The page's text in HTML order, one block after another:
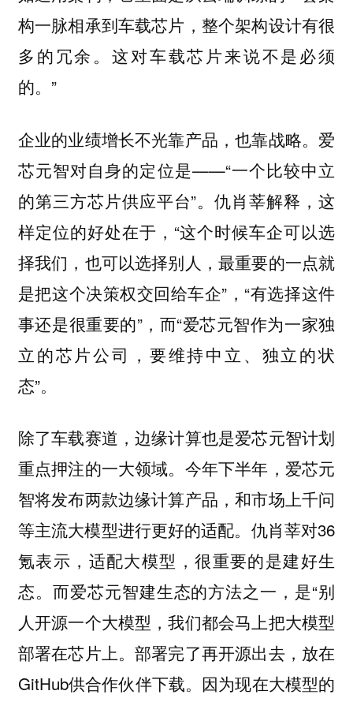
构一脉相承到车载芯片，整个架构设计有很
多的冗余。这对车载芯片来说不是必须
的。”
企业的业绩增长不光靠产品，也靠战略。爱
芯元智对自身的定位是——“一个比较中立
的第三方芯片供应平台”。仇肖莘解释，这
样定位的好处在于，“这个时候车企可以选
择我们，也可以选择别人，最重要的一点就
是把这个决策权交回给车企”，“有选择这件
事还是很重要的”，而“爱芯元智作为一家独
立的芯片公司，要维持中立、独立的状
态”。
除了车载赛道，边缘计算也是爱芯元智计划
重点押注的一大领域。今年下半年，爱芯元
智将发布两款边缘计算产品，和市场上千问
等主流大模型进行更好的适配。仇肖莘对36
氪表示，适配大模型，很重要的是建好生
态。而爱芯元智建生态的方法之一，是“别
人开源一个大模型，我们都会马上把大模型
部署在芯片上。部署完了再开源出去，放在
GitHub供合作伙伴下载。因为现在大模型的